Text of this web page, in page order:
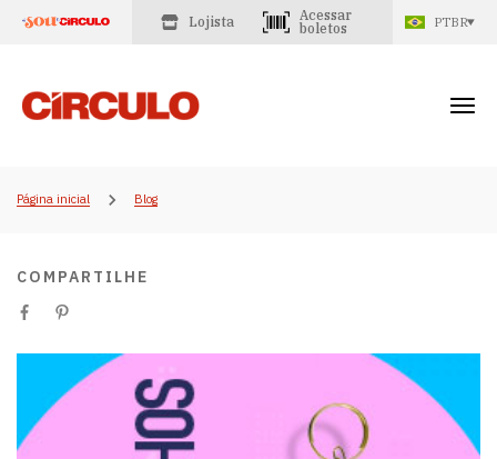
Lojista
Acessar
boletos
PTBR
Página inicial Blog
COMPARTILHE